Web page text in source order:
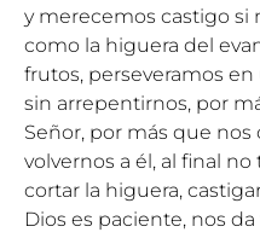
y merecemos castigo si
como la higuera del
frutos, perseveramos
sin arrepentirnos, por
Señor, por más que
volvernos a él, al final
cortar la higuera,
Dios es paciente, nos